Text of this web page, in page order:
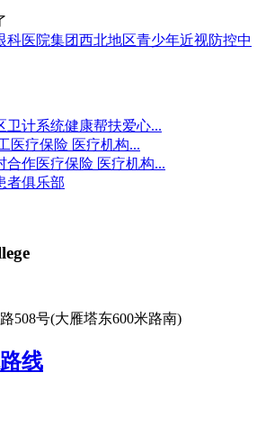
科医院集团西北地区青少年近视防控中
卫计系统健康帮扶爱心...
医疗保险 医疗机构...
合作医疗保险 医疗机构...
者俱乐部
508号(大雁塔东600米路南)
线